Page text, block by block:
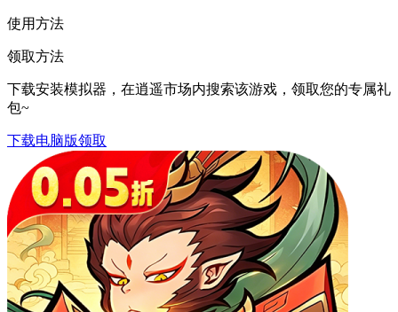
使用方法
领取方法
下载安装模拟器，在逍遥市场内搜索该游戏，领取您的专属礼
包~
下载电脑版领取